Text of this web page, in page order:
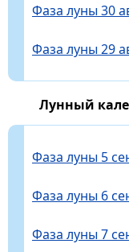
Фаза луны 30
Фаза луны 29
Лунный
Фаза луны 5
Фаза луны 6
Фаза луны 7